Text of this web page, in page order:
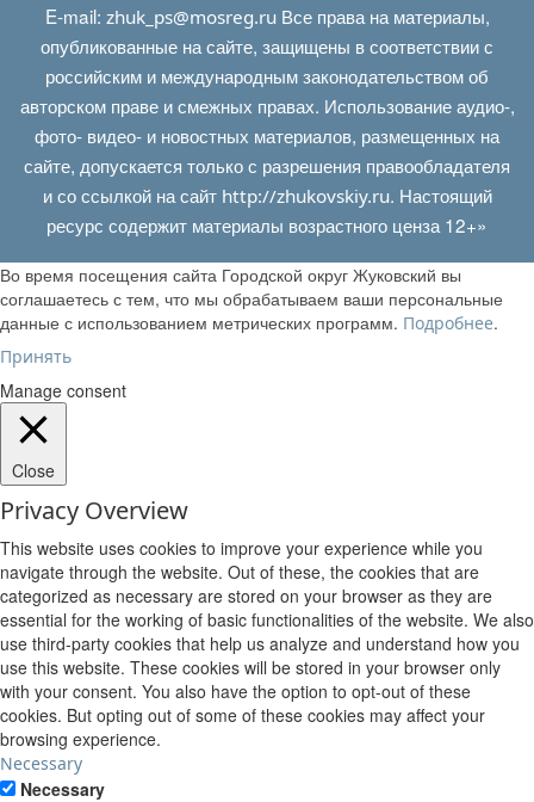
E‑mail: zhuk_ps@mosreg.ruВсе права на материалы,
опубликованные на сайте, защищены в соответствии с
российским и международным законодательством об
авторском праве и смежных правах. Использование аудио-,
фото- видео- и новостных материалов, размещенных на
сайте, допускается только с разрешения правообладателя
и со ссылкой на сайт http://zhukovskiy.ru. Настоящий
ресурс содержит материалы возрастного ценза 12+»
Во время посещения сайта Городской округ Жуковский вы
соглашаетесь с тем, что мы обрабатываем ваши персональные
данные с использованием метрических программ. Подробнее.
Принять
Manage consent
Close
Privacy Overview
This website uses cookies to improve your experience while you
navigate through the website. Out of these, the cookies that are
categorized as necessary are stored on your browser as they are
essential for the working of basic functionalities of the website. We also
use third-party cookies that help us analyze and understand how you
use this website. These cookies will be stored in your browser only
with your consent. You also have the option to opt-out of these
cookies. But opting out of some of these cookies may affect your
browsing experience.
Necessary
Necessary